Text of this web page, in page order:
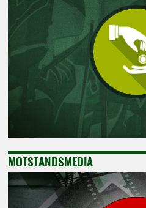
MOTSTANDSMEDIA